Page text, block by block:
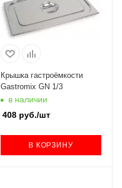
Крышка гастроёмкости
Gastromix GN 1/3
в наличии
408руб./шт
В КОРЗИНУ